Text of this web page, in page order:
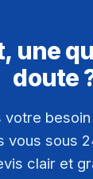
une
doute
votre
vous sous
clair et